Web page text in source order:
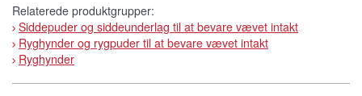
Relaterede produktgrupper:
Siddepuder og siddeunderlag til at bevare vævet intakt
Ryghynder og rygpuder til at bevare vævet intakt
Ryghynder